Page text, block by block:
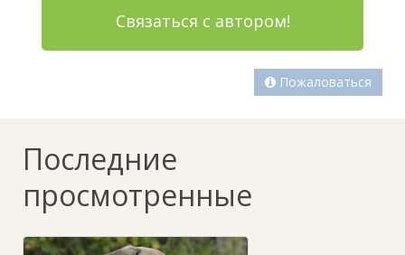
Связаться с автором!
Пожаловаться
Последние
просмотренные